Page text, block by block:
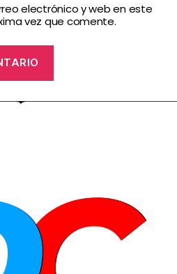
electrónico y web en este
vez que comente.